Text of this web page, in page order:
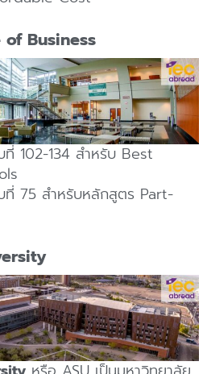
of Business
102-134 สำหรับ Best
ที่ 75 สำหรับหลักสูตร Part-